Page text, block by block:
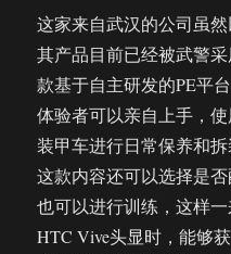
这家来自武汉的公司虽
其产品目前已经被武警
款基于自主研发的PE平
体验者可以亲自上手，
装甲车进行日常保养和
这款内容还可以选择是
也可以进行训练，这样
HTC Vive头显时，能够